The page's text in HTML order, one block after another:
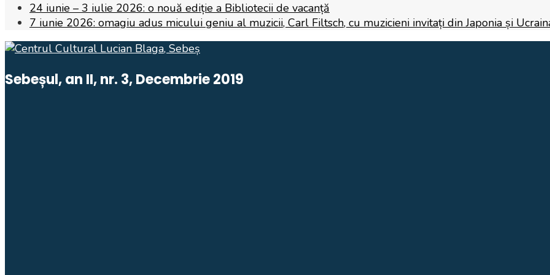
24 iunie – 3 iulie 2026: o nouă ediție a Bibliotecii de vacanță
7 iunie 2026: omagiu adus micului geniu al muzicii, Carl Filtsch, cu muzicieni invitați din Japonia și
Sebeșul, an II, nr. 3, Decembrie 2019